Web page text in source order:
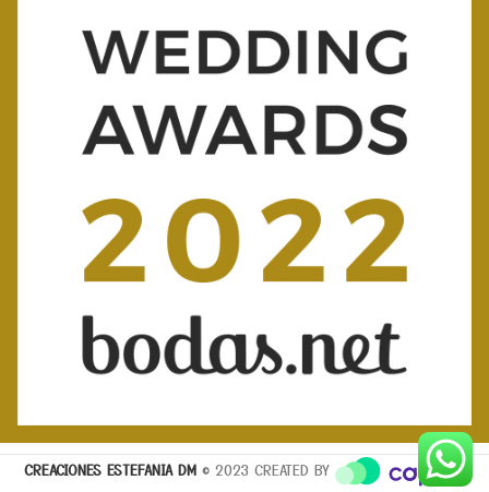
CREACIONES ESTEFANIA DM© 2023 CREATED BY